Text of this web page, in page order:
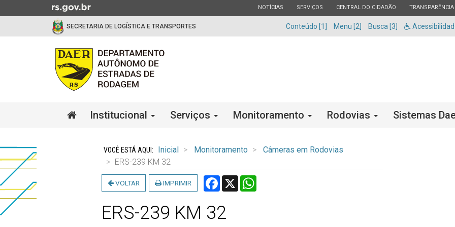
para
ESTADO
NOTÍCIAS ESTADO
SERVIÇOS ESTADO
CENTRAL DO CIDADÃO ESTADO
TRANSPARÊNCIA
SECRETARIA DE LOGÍSTICA E TRANSPORTES Conteúdo [1] Menu [2] Busca [3]
Institucional Serviços Monitoramento Rodovias Sistemas
do
conteúdo
Inicial Monitoramento
Câmeras em Rodovias
ERS-239 KM 32
VOLTAR IMPRIMIR Facebook
X WhatsApp
ERS-239 KM 32